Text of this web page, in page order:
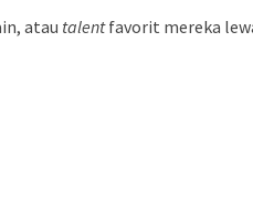
atau talentfavorit mereka